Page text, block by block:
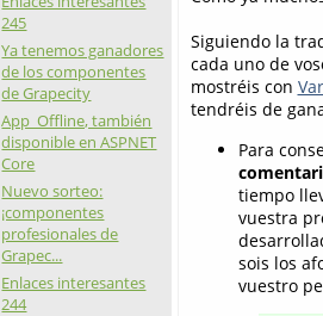
245
Ya tenemos ganadores
de los componentes
de Grapecity
App_Offline, también
disponible en ASPNET
Core
Nuevo sorteo:
¡componentes
profesionales de
Grapec...
Enlaces interesantes
244
Siguiendo la
cada uno de
mostréis con
tendréis de
Para
tiempo
vuestra
sois los
vuestro